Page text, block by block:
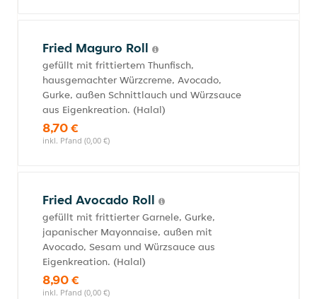
Fried Maguro Roll
gefüllt mit frittiertem Thunfisch,
hausgemachter Würzcreme, Avocado,
Gurke, außen Schnittlauch und Würzsauce
aus Eigenkreation. (Halal)
8,70 €
inkl. Pfand (0,00 €)
Fried Avocado Roll
gefüllt mit frittierter Garnele, Gurke,
japanischer Mayonnaise, außen mit
Avocado, Sesam und Würzsauce aus
Eigenkreation. (Halal)
8,90 €
inkl. Pfand (0,00 €)